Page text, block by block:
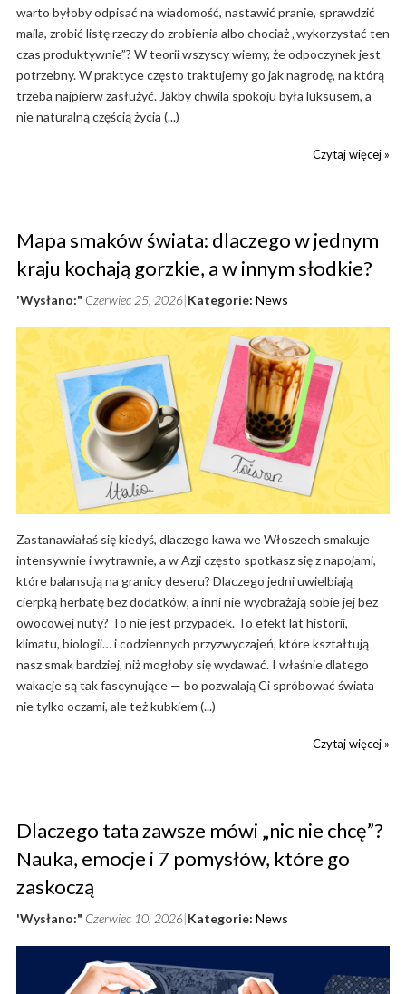
warto byłoby odpisać na wiadomość, nastawić pranie, sprawdzić
maila, zrobić listę rzeczy do zrobienia albo chociaż „wykorzystać ten
czas produktywnie”? W teorii wszyscy wiemy, że odpoczynek jest
potrzebny. W praktyce często traktujemy go jak nagrodę, na którą
trzeba najpierw zasłużyć. Jakby chwila spokoju była luksusem, a
nie naturalną częścią życia (...)
Czytaj więcej »
Mapa smaków świata: dlaczego w jednym
kraju kochają gorzkie, a w innym słodkie?
'Wysłano:" Czerwiec 25, 2026 Kategorie: News
Zastanawiałaś się kiedyś, dlaczego kawa we Włoszech smakuje
intensywnie i wytrawnie, a w Azji często spotkasz się z napojami,
które balansują na granicy deseru? Dlaczego jedni uwielbiają
cierpką herbatę bez dodatków, a inni nie wyobrażają sobie jej bez
owocowej nuty? To nie jest przypadek. To efekt lat historii,
klimatu, biologii… i codziennych przyzwyczajeń, które kształtują
nasz smak bardziej, niż mogłoby się wydawać. I właśnie dlatego
wakacje są tak fascynujące — bo pozwalają Ci spróbować świata
nie tylko oczami, ale też kubkiem (...)
Czytaj więcej »
Dlaczego tata zawsze mówi „nic nie chcę”?
Nauka, emocje i 7 pomysłów, które go
zaskoczą
'Wysłano:" Czerwiec 10, 2026 Kategorie: News